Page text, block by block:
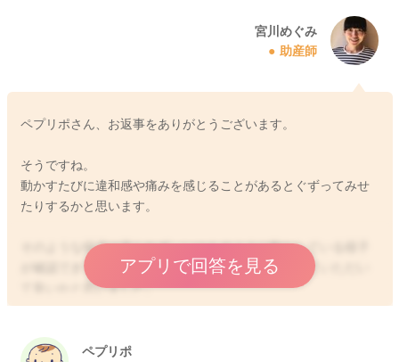
宮川めぐみ
助産師
ペプリポさん、お返事をありがとうございます。
そうですね。
動かすたびに違和感や痛みを感じることがあるとぐずってみせ
たりするかと思います。
そのような様子は見られず、いつものように動かしている様子
が確認できているようでしたら、引き続き様子を見ていただい
て良いかと思いました。
も気になることがありましたら、受診をなさってみてくださ
アプリで回答を見る
ペプリポ